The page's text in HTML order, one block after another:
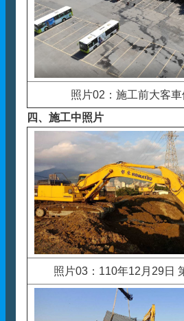
照片02：施工前大客
四、 施工中照片
照片03：110年12月29日